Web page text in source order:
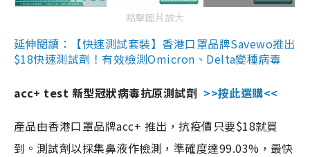
點擊圖片放大
延伸閱讀：【快速測試套裝】香港口罩品牌Savewo推出
$18快速測試劑！有效檢測Omicron、Delta變種病毒
acc+ test 新型冠狀病毒抗原測試劑 >>按此選購<<
產品由香港口罩品牌acc+ 推出，抗疫價只要$18就買
到。測試劑以採集鼻液作檢測，準確度達99.03%，最快